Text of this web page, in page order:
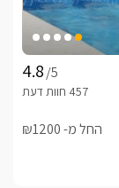
/5
החל מ- ₪1200